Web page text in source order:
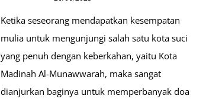
di
Eropa
Ketika seseorang mendapatkan kesempatan
mulia untuk mengunjungi salah satu kota suci
yang penuh dengan keberkahan, yaitu Kota
Madinah Al-Munawwarah, maka sangat
dianjurkan baginya untuk memperbanyak doa